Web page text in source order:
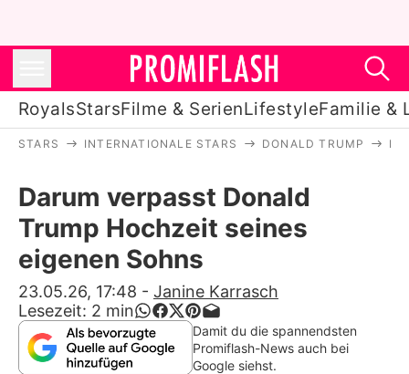
RoyalsStarsFilme & SerienLifestyleFamilie &
Stars
Filme & Serien
Lifestyle
Familie & Liebe
Promiflash Exklusiv
STARS INTERNATIONALE STARS DONALD TRUMP
Darum verpasst Donald
Trump Hochzeit seines
eigenen Sohns
23.05.26, 17:48 - Janine Karrasch
Lesezeit: 2 min
Damit du die spannendsten
Promiflash-News auch bei
Google siehst.